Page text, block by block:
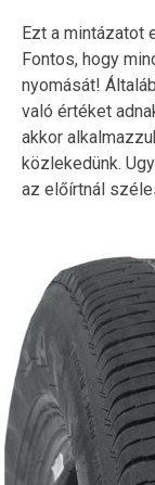
Ezt a mintázatot
Fontos, hogy
nyomását!
való értéket
akkor
közlekedünk.
az előírtnál